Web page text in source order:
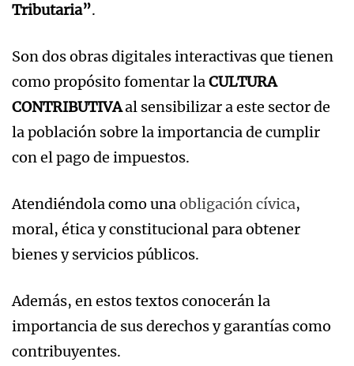
Tributaria”.
Son dos obras digitales interactivas que tienen
como propósito fomentar laCULTURA
CONTRIBUTIVAal sensibilizar a este sector de
la población sobre la importancia de cumplir
con el pago de impuestos.
Atendiéndola como unaobligación cívica,
moral, ética y constitucional para obtener
bienes y servicios públicos.
Además, en estos textos conocerán la
importancia de sus derechos y garantías como
contribuyentes.